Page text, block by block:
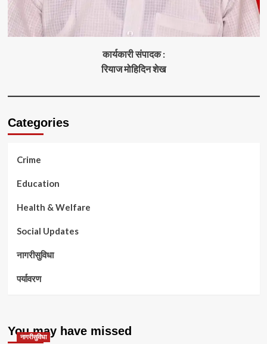
कार्यकारी संपादक :
रियाज मोहिदिन शेख
Categories
Crime
Education
Health & Welfare
Social Updates
नागरीसुविधा
पर्यावरण
You may have missed
नागरीसुविधा